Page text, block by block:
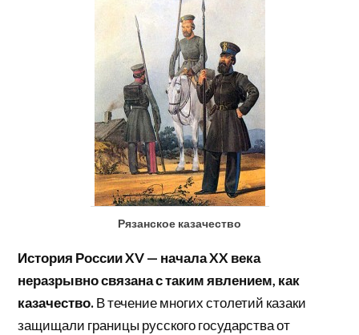
Рязанское казачество
История России XV — начала XX века
неразрывно связана с таким явлением, как
казачество.В течение многих столетий казаки
защищали границы русского государства от